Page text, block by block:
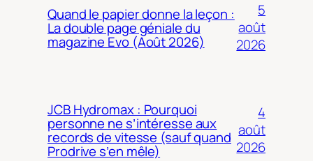
Quand le papier donne la leçon :
La double page géniale du
magazine Evo (Août 2026)
5
août
2026
JCB Hydromax : Pourquoi
personne ne s’intéresse aux
records de vitesse (sauf quand
Prodrive s’en mêle)
4
août
2026